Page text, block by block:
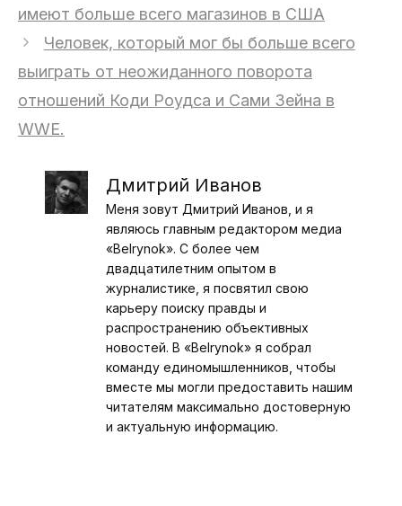
имеют больше всего магазинов в США
Человек, который мог бы больше всего
выиграть от неожиданного поворота
отношений Коди Роудса и Сами Зейна в
WWE.
Дмитрий Иванов
Меня зовут Дмитрий Иванов, и я
являюсь главным редактором медиа
«Belrynok». С более чем
двадцатилетним опытом в
журналистике, я посвятил свою
карьеру поиску правды и
распространению объективных
новостей. В «Belrynok» я собрал
команду единомышленников, чтобы
вместе мы могли предоставить нашим
читателям максимально достоверную
и актуальную информацию.